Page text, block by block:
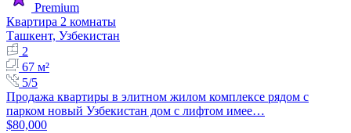
Premium
Квартира 2 комнаты
Ташкент, Узбекистан
2
67 м²
5/5
Продажа квартиры в элитном жилом комплексе рядом с
парком новый Узбекистан дом с лифтом имее…
$80,000